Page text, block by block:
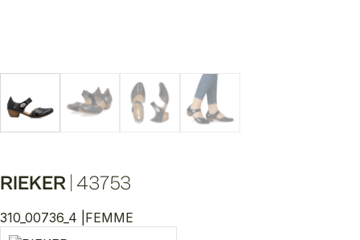
RIEKER 43753
310_00736_4 | FEMME